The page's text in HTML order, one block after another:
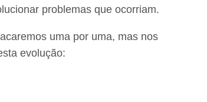
problemas que ocorriam.
uma por uma, mas nos
evolução: